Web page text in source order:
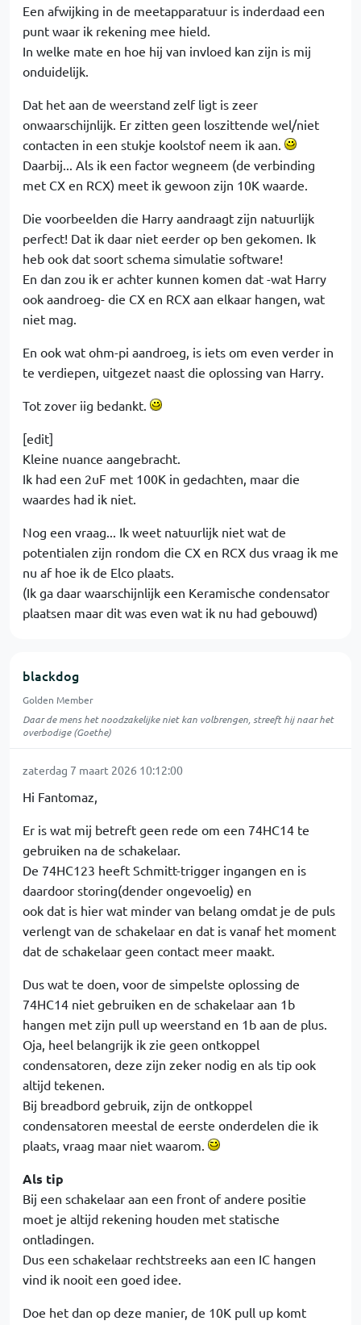
Een afwijking in de meetapparatuur is inderdaad een
punt waar ik rekening mee hield.
In welke mate en hoe hij van invloed kan zijn is mij
onduidelijk.
Dat het aan de weerstand zelf ligt is zeer
onwaarschijnlijk. Er zitten geen loszittende wel/niet
contacten in een stukje koolstof neem ik aan.
Daarbij... Als ik een factor wegneem (de verbinding
met CX en RCX) meet ik gewoon zijn 10K waarde.
Die voorbeelden die Harry aandraagt zijn natuurlijk
perfect! Dat ik daar niet eerder op ben gekomen. Ik
heb ook dat soort schema simulatie software!
En dan zou ik er achter kunnen komen dat -wat Harry
ook aandroeg- die CX en RCX aan elkaar hangen, wat
niet mag.
En ook wat ohm-pi aandroeg, is iets om even verder in
te verdiepen, uitgezet naast die oplossing van Harry.
Tot zover iig bedankt.
[edit]
Kleine nuance aangebracht.
Ik had een 2uF met 100K in gedachten, maar die
waardes had ik niet.
Nog een vraag... Ik weet natuurlijk niet wat de
potentialen zijn rondom die CX en RCX dus vraag ik me
nu af hoe ik de Elco plaats.
(Ik ga daar waarschijnlijk een Keramische condensator
plaatsen maar dit was even wat ik nu had gebouwd)
blackdog
Golden Member
Daar de mens het noodzakelijke niet kan volbrengen, streeft hij naar het
overbodige (Goethe)
zaterdag 7 maart 2026 10:12:00
Hi Fantomaz,
Er is wat mij betreft geen rede om een 74HC14 te
gebruiken na de schakelaar.
De 74HC123 heeft Schmitt-trigger ingangen en is
daardoor storing(dender ongevoelig) en
ook dat is hier wat minder van belang omdat je de puls
verlengt van de schakelaar en dat is vanaf het moment
dat de schakelaar geen contact meer maakt.
Dus wat te doen, voor de simpelste oplossing de
74HC14 niet gebruiken en de schakelaar aan 1b
hangen met zijn pull up weerstand en 1b aan de plus.
Oja, heel belangrijk ik zie geen ontkoppel
condensatoren, deze zijn zeker nodig en als tip ook
altijd tekenen.
Bij breadbord gebruik, zijn de ontkoppel
condensatoren meestal de eerste onderdelen die ik
plaats, vraag maar niet waarom.
Als tip
Bij een schakelaar aan een front of andere positie
moet je altijd rekening houden met statische
ontladingen.
Dus een schakelaar rechtstreeks aan een IC hangen
vind ik nooit een goed idee.
Doe het dan op deze manier, de 10K pull up komt